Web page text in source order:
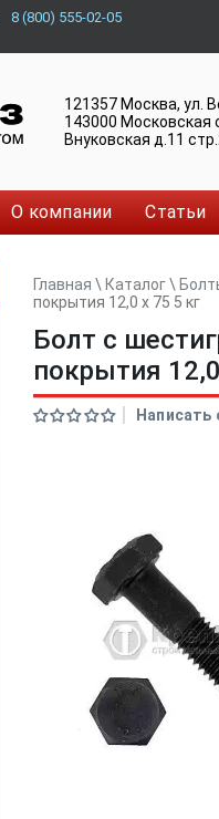
8 (800) 555-02-05
121357 Москва, ул.
143000 Московская
Внуковская д.11
О компании Статьи
Главная \ Каталог\
покрытия 12,0 x 75 5 кг
Болт с
покрытия